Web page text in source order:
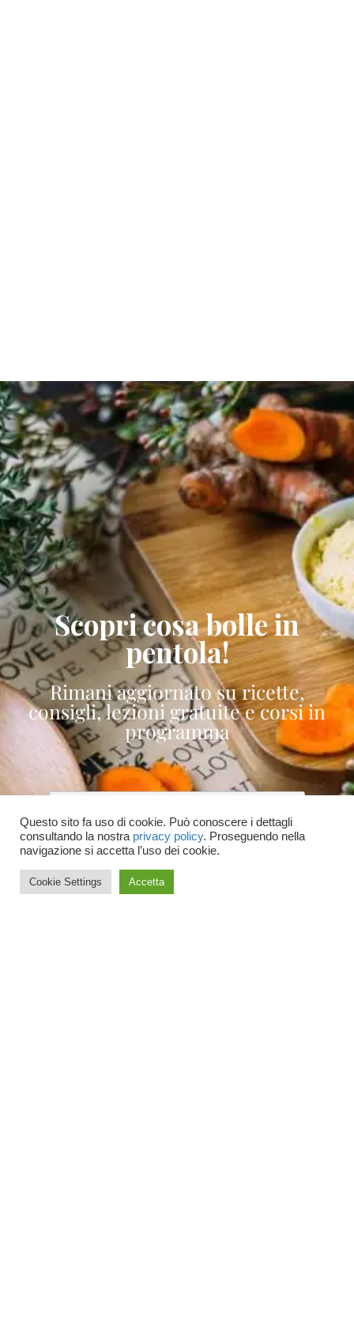
Scopri cosa bolle in
pentola!
Rimani aggiornato su ricette,
consigli, lezioni gratuite e corsi in
programma
Accetto le condizioni generali e di ricevere
Questo sito fa uso di cookie. Può conoscere i dettagli
consultando la nostra privacy policy. Proseguendo nella
navigazione si accetta l’uso dei cookie.
Cookie Settings Accetta